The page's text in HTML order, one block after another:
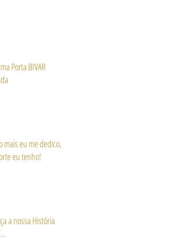
Porta BIVAR
mais eu me dedico,
eu tenho!
a nossa História